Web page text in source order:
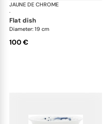
JAUNE DE CHROME
·
flat dish
Diameter: 19 cm
100 €